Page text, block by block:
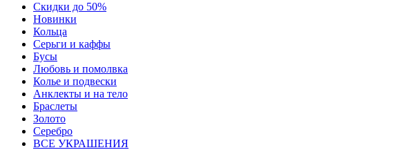
Скидки до 50%
Новинки
Кольца
Серьги и каффы
Бусы
Любовь и помолвка
Колье и подвески
Анклекты и на тело
Браслеты
Золото
Серебро
ВСЕ УКРАШЕНИЯ